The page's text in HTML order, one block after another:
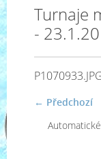
Turnaje
-
← Předchozí